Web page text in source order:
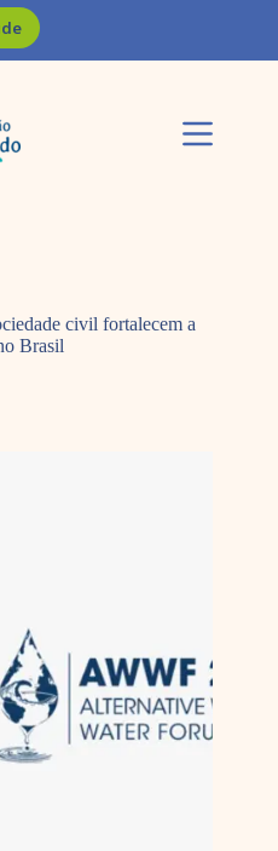
civil fortalecem a
Brasil